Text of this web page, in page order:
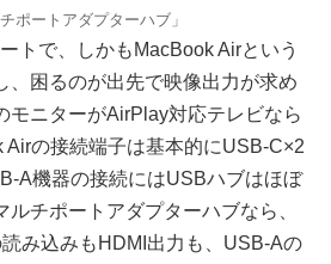
ポートアダプターハブ」
トで、しかもMacBook Airという
、困るのが出先で映像出力が求め
モニターがAirPlay対応テレビなら
Airの接続端子は基本的にUSB-C×2
A機器の接続にはUSBハブはほぼ
チポートアダプターハブなら、
み込みもHDMI出力も、USB-Aの